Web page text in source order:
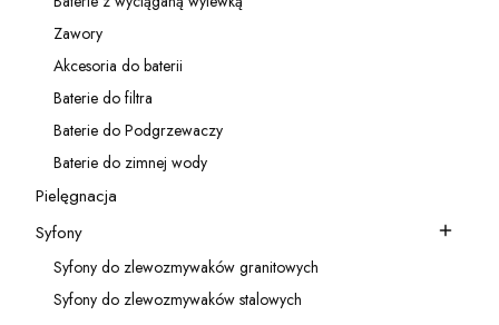
Kategoria - Baterie z wyciąganą wylewką
Kategoria - Zawory
Zawory
Kategoria - Akcesoria do baterii
Akcesoria do baterii
Kategoria - Baterie do filtra
Baterie do filtra
Kategoria - Baterie do Podgrzewaczy
Baterie do Podgrzewaczy
Kategoria - Baterie do zimnej wody
Baterie do zimnej wody
Kategoria - Pielęgnacja
Pielęgnacja
Kategoria - Syfony
Syfony
Kategoria - Syfony do zlewozmywaków granitowych
Syfony do zlewozmywaków granitowych
Kategoria - Syfony do zlewozmywaków stalowych
Syfony do zlewozmywaków stalowych